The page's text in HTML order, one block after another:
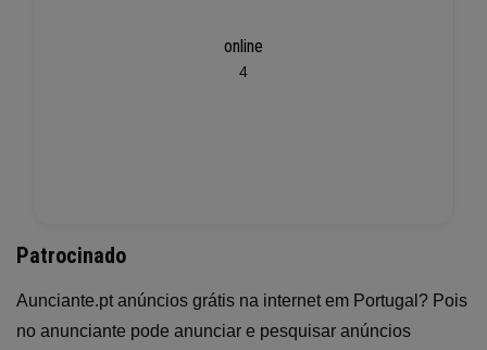
online
4
Patrocinado
Aunciante.pt anúncios grátis na internet em Portugal? Pois
no anunciante pode anunciar e pesquisar anúncios